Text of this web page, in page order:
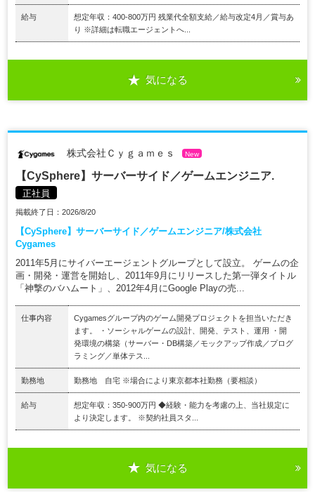
給与
想定年収：400-800万円 残業代全額支給／給与改定4月／賞与あ
り ※詳細は転職エージェントへ...
気になる
株式会社Ｃｙｇａｍｅｓ New
【CySphere】サーバーサイド／ゲームエンジニア.
正社員
掲載終了日：2026/8/20
【CySphere】サーバーサイド／ゲームエンジニア/株式会社
Cygames
2011年5月にサイバーエージェントグループとして設立。 ゲームの企
画・開発・運営を開始し、2011年9月にリリースした第一弾タイトル
「神撃のバハムート」、2012年4月にGoogle Playの売...
仕事内容
Cygamesグループ内のゲーム開発プロジェクトを担当いただき
ます。 ・ソーシャルゲームの設計、開発、テスト、運用 ・開
発環境の構築（サーバー・DB構築／モックアップ作成／プログ
ラミング／単体テス...
勤務地 勤務地 自宅 ※場合により東京都本社勤務（要相談）
給与
想定年収：350-900万円 ◆経験・能力を考慮の上、当社規定に
より決定します。 ※契約社員スタ...
気になる